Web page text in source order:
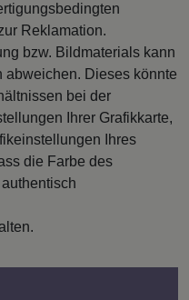
Reklamation.
bzw. Bildmaterials kann
Dieses könnte
bei der
Ihrer Grafikkarte,
Ihres
die Farbe des